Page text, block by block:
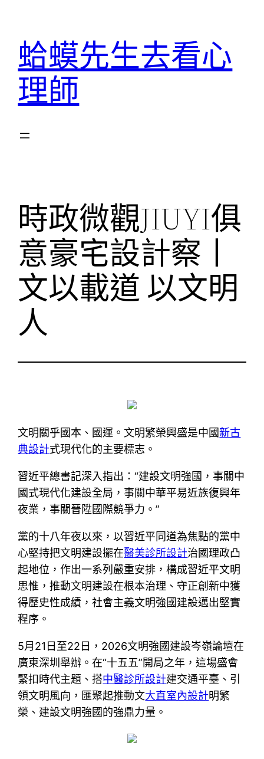
蛤蟆先生去看心
理師
時政微觀JIUYI俱
意豪宅設計察丨
文以載道 以文明
人
文明關乎國本、國運。文明繁榮興盛是中國新古
典設計式現代化的主要標志。
習近平總書記深入指出：“建設文明強國，事關中
國式現代化建設全局，事關中華平易近族復興年
夜業，事關晉陞國際競爭力。”
黨的十八年夜以來，以習近平同道為焦點的黨中
心堅持把文明建設擺在醫美診所設計治國理政凸
起地位，作出一系列嚴重安排，構成習近平文明
思惟，推動文明建設在根本治理、守正創新中獲
得歷史性成績，社會主義文明強國建設邁出堅實
程序。
5月21日至22日，2026文明強國建設岑嶺論壇在
廣東深圳舉辦。在“十五五”開局之年，這場盛會
緊扣時代主題、搭中醫診所設計建交通平臺、引
領文明風向，匯聚起推動文大直室內設計明繁
榮、建設文明強國的強鼎力量。